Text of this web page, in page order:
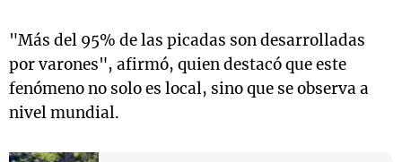
"Más del 95% de las picadas son desarrolladas
por varones", afirmó, quien destacó que este
fenómeno no solo es local, sino que se observa a
nivel mundial.